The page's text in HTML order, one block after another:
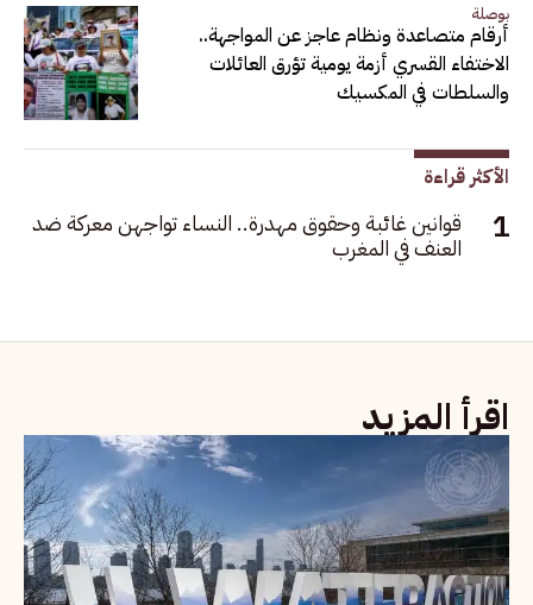
بوصلة
أرقام متصاعدة ونظام عاجز عن المواجهة..
الاختفاء القسري أزمة يومية تؤرق العائلات
والسلطات في المكسيك
الأكثر قراءة
قوانين غائبة وحقوق مهدرة.. النساء تواجهن معركة ضد
العنف في المغرب
اقرأ المزيد